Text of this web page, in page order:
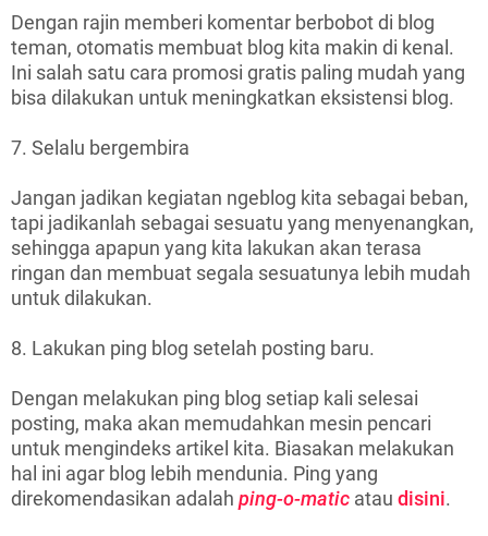
Dengan rajin memberi komentar berbobot di blog
teman, otomatis membuat blog kita makin di kenal.
Ini salah satu cara promosi gratis paling mudah yang
bisa dilakukan untuk meningkatkan eksistensi blog.
7. Selalu bergembira
Jangan jadikan kegiatan ngeblog kita sebagai beban,
tapi jadikanlah sebagai sesuatu yang menyenangkan,
sehingga apapun yang kita lakukan akan terasa
ringan dan membuat segala sesuatunya lebih mudah
untuk dilakukan.
8. Lakukan ping blog setelah posting baru.
Dengan melakukan ping blog setiap kali selesai
posting, maka akan memudahkan mesin pencari
untuk mengindeks artikel kita. Biasakan melakukan
hal ini agar blog lebih mendunia. Ping yang
direkomendasikan adalah ping-o-matic atau disini.